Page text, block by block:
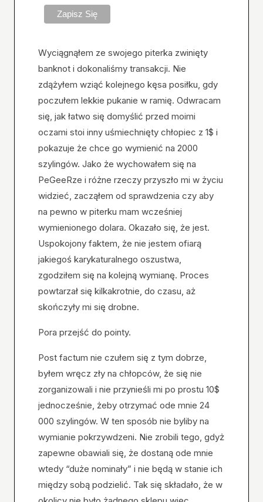
Wyciągnąłem ze swojego piterka zwinięty
banknot i dokonaliśmy transakcji. Nie
zdążyłem wziąć kolejnego kęsa posiłku, gdy
poczułem lekkie pukanie w ramię. Odwracam
się, jak łatwo się domyślić przed moimi
oczami stoi inny uśmiechnięty chłopiec z 1$ i
pokazuje że chce go wymienić na 2000
szylingów. Jako że wychowałem się na
PeGeeRze i różne rzeczy przyszło mi w życiu
widzieć, zacząłem od sprawdzenia czy aby
na pewno w piterku mam wcześniej
wymienionego dolara. Okazało się, że jest.
Uspokojony faktem, że nie jestem ofiarą
jakiegoś karykaturalnego oszustwa,
zgodziłem się na kolejną wymianę. Proces
powtarzał się kilkakrotnie, do czasu, aż
skończyły mi się drobne.
Pora przejść do pointy.
Post factum nie czułem się z tym dobrze,
byłem wręcz zły na chłopców, że się nie
zorganizowali i nie przynieśli mi po prostu 10$
jednocześnie, żeby otrzymać ode mnie 24
000 szylingów. W ten sposób nie byliby na
wymianie pokrzywdzeni. Nie zrobili tego, gdyż
zapewne obawiali się, że dostaną ode mnie
wtedy “duże nominały” i nie będą w stanie ich
między sobą podzielić. Tak się składało, że w